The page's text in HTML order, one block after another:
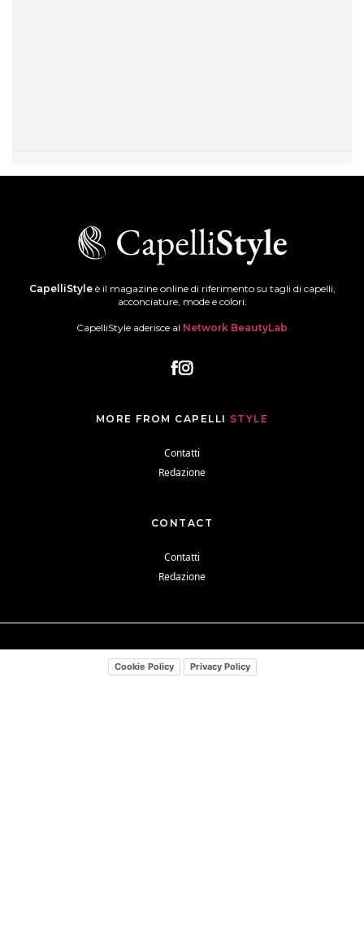
CapelliStyleè il magazine online di riferimento su tagli di capelli,
acconciature, mode e colori.
CapelliStyle aderisce al Network BeautyLab
MORE FROM CAPELLI STYLE
Contatti
Redazione
CONTACT
Contatti
Redazione
Cookie Policy Privacy Policy